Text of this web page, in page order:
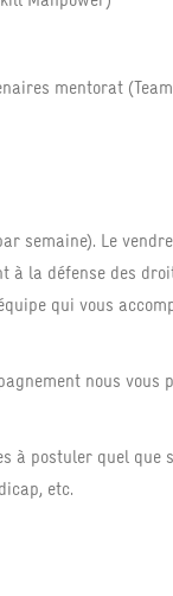
mentorat
semaine). Le
à la défense des
qui vous
nous
à postuler quel
etc.